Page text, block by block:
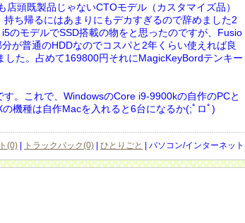
頭既製品じゃないCTOモデル（カスタマイズ品）
ち帰るにはあまりにもデカすぎるので辞めました2
のモデルでSSD搭載の物をと思ったのですが、Fusio
が普通のHDDなのでコスパと2年くらい使えれば良
した。占めて169800円それにMagicKeyBordテンキー
。これで、WindowsのCore i9-9900kの自作のPCと
機種は自作Macを入れると6台になるか(;ﾟロﾟ)
(0) | トラックバック(0) | ひとりごと | パソコン/インターネット